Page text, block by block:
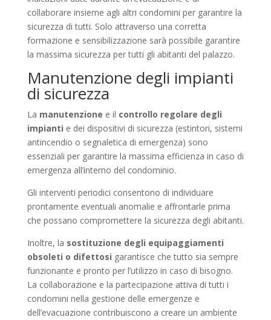
collaborare insieme agli altri condomini per garantire la
sicurezza di tutti. Solo attraverso una corretta
formazione e sensibilizzazione sarà possibile garantire
la massima sicurezza per tutti gli abitanti del palazzo.
Manutenzione degli impianti
di sicurezza
La manutenzione e il controllo regolare degli
impianti e dei dispositivi di sicurezza (estintori, sistemi
antincendio o segnaletica di emergenza) sono
essenziali per garantire la massima efficienza in caso di
emergenza all’interno del condominio.
Gli interventi periodici consentono di individuare
prontamente eventuali anomalie e affrontarle prima
che possano compromettere la sicurezza degli abitanti.
Inoltre, la sostituzione degli equipaggiamenti
obsoleti o difettosi garantisce che tutto sia sempre
funzionante e pronto per l’utilizzo in caso di bisogno.
La collaborazione e la partecipazione attiva di tutti i
condomini nella gestione delle emergenze e
dell’evacuazione contribuiscono a creare un ambiente